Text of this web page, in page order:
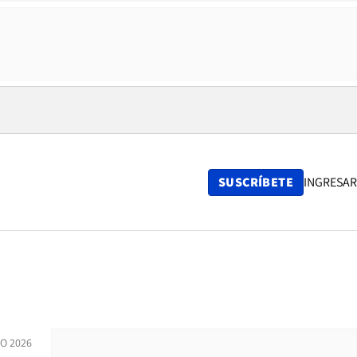
SUSCRÍBETE INGRESAR
2026